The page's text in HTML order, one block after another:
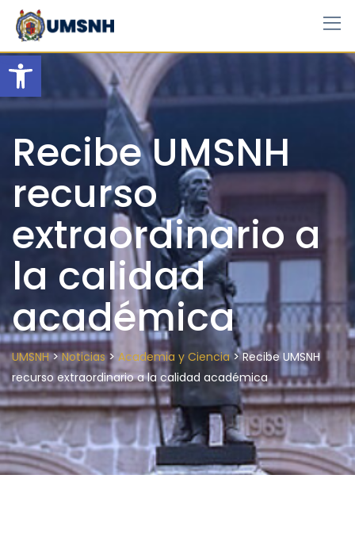
Open toolbar
Skip
content
Recibe UMSNH
recurso
extraordinario a
la calidad
académica
UMSNH>Noticias> Academia y Ciencia>Recibe UMSNH
recurso extraordinario a la calidad académica